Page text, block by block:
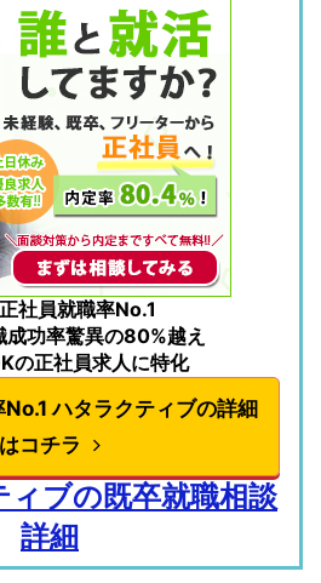
社員就職率No.1
成功率驚異の80%越え
の正社員求人に特化
ハタラクティブの詳細
はコチラ
ブの既卒就職相談
詳細